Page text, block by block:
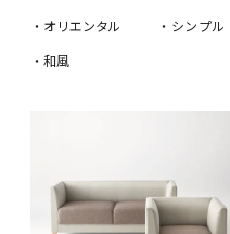
・オリエンタル
・和風
・シンプル